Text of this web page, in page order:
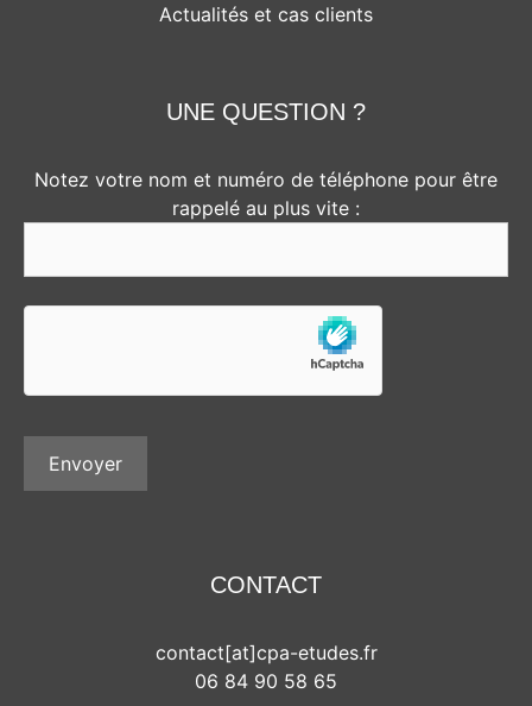
Actualités et cas clients
UNE QUESTION ?
Notez votre nom et numéro de téléphone pour être
rappelé au plus vite :
CONTACT
contact[at]cpa-etudes.fr
06 84 90 58 65